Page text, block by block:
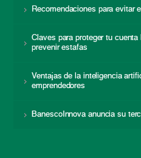
Recomendaciones para evitar
Claves para proteger tu
prevenir estafas
Ventajas de la inteligencia
emprendedores
BanescoInnova anuncia su